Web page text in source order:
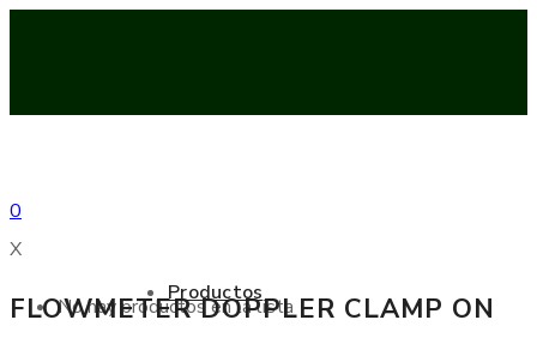
0
X
No hay productos en la lista
Productos
FLOWMETER DOPPLER CLAMP ON